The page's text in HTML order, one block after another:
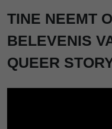
TINE NEEMT
BELEVENIS
QUEER